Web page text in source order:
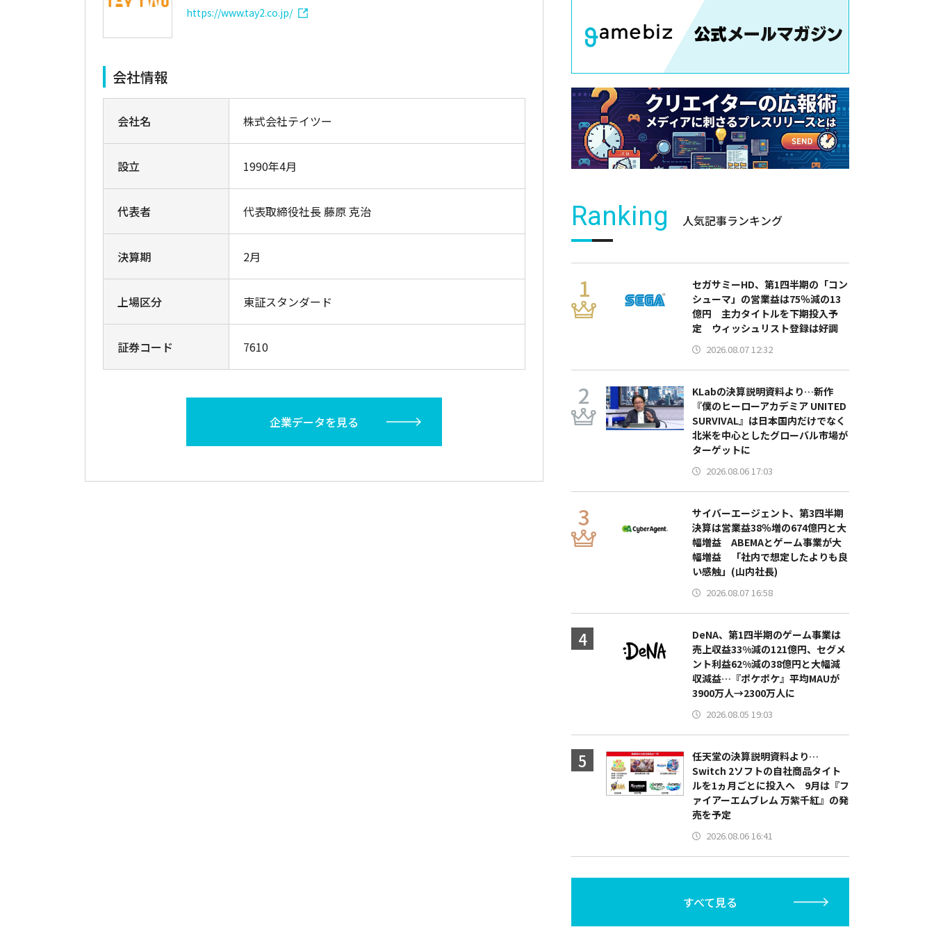
https://www.tay2.co.jp/
会社情報
会社名 株式会社テイツー
設立 1990年4月
代表者 代表取締役社長 藤原 克治
決算期 2月
上場区分 東証スタンダード
証券コード 7610
企業データを見る
Ranking 人気記事ランキング
セガサミーHD、第1四半期の「コン
シューマ」の営業益は75％減の13
億円 主力タイトルを下期投入予
定 ウィッシュリスト登録は好調
2026.08.07 12:32
KLabの決算説明資料より…新作
『僕のヒーローアカデミア UNITED
SURVIVAL』は日本国内だけでなく
北米を中心としたグローバル市場が
ターゲットに
2026.08.06 17:03
サイバーエージェント、第3四半期
決算は営業益38％増の674億円と大
幅増益 ABEMAとゲーム事業が大
幅増益 「社内で想定したよりも良
い感触」(山内社長)
2026.08.07 16:58
DeNA、第1四半期のゲーム事業は
売上収益33%減の121億円、セグメ
ント利益62%減の38億円と大幅減
収減益…『ポケポケ』平均MAUが
3900万人→2300万人に
2026.08.05 19:03
任天堂の決算説明資料より…
Switch 2ソフトの自社商品タイト
ルを1ヵ月ごとに投入へ 9月は『フ
ァイアーエムブレム 万紫千紅』の発
売を予定
2026.08.06 16:41
すべて見る